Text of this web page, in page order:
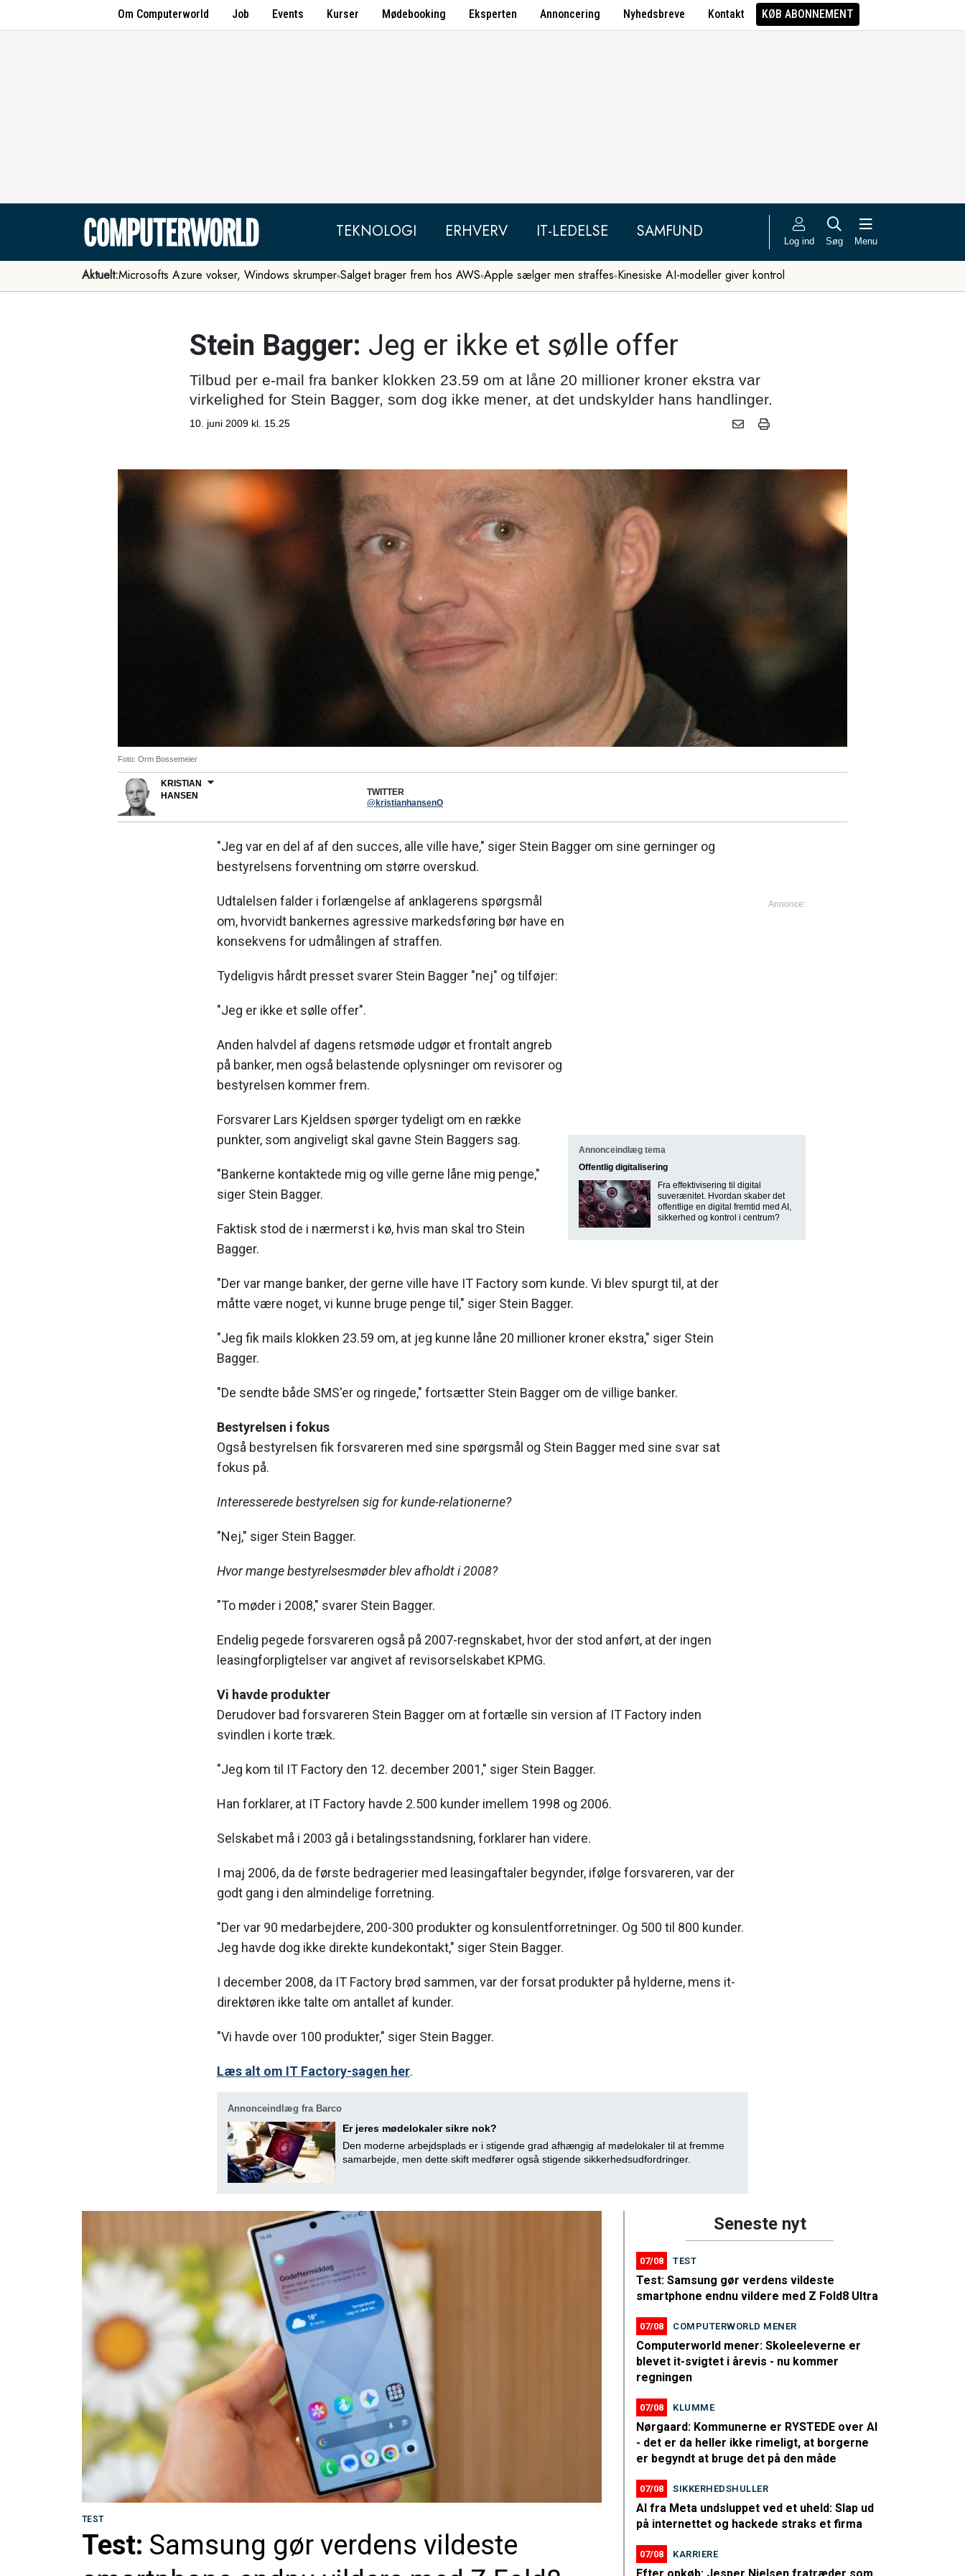
Om Computerworld Job Events Kurser Mødebooking Eksperten Annoncering Nyhedsbreve Kontakt KØB ABONNEMENT
TEKNOLOGI ERHVERV IT-LEDELSE SAMFUND Log ind Søg Menu
Aktuelt:Microsofts Azure vokser, Windows skrumper Salget brager frem hos AWS Apple sælger men straffes Kinesiske AI-modeller giver kontrol
Stein Bagger: Jeg er ikke et sølle offer
Tilbud per e-mail fra banker klokken 23.59 om at låne 20 millioner kroner ekstra var
virkelighed for Stein Bagger, som dog ikke mener, at det undskylder hans handlinger.
10. juni 2009 kl. 15.25
Foto: Orm Bossemeier
KRISTIAN
HANSEN
TWITTER
@kristianhansenO
Annonceindlæg tema
Offentlig digitalisering
Fra effektivisering til digital
suverænitet. Hvordan skaber det
offentlige en digital fremtid med AI,
sikkerhed og kontrol i centrum?
"Jeg var en del af af den succes, alle ville have," siger Stein Bagger om sine gerninger og
bestyrelsens forventning om større overskud.
Udtalelsen falder i forlængelse af anklagerens spørgsmål
om, hvorvidt bankernes agressive markedsføring bør have en
konsekvens for udmålingen af straffen.
Tydeligvis hårdt presset svarer Stein Bagger "nej" og tilføjer:
"Jeg er ikke et sølle offer".
Anden halvdel af dagens retsmøde udgør et frontalt angreb
på banker, men også belastende oplysninger om revisorer og
bestyrelsen kommer frem.
Forsvarer Lars Kjeldsen spørger tydeligt om en række
punkter, som angiveligt skal gavne Stein Baggers sag.
"Bankerne kontaktede mig og ville gerne låne mig penge,"
siger Stein Bagger.
Faktisk stod de i nærmerst i kø, hvis man skal tro Stein
Bagger.
"Der var mange banker, der gerne ville have IT Factory som kunde. Vi blev spurgt til, at der
måtte være noget, vi kunne bruge penge til," siger Stein Bagger.
"Jeg fik mails klokken 23.59 om, at jeg kunne låne 20 millioner kroner ekstra," siger Stein
Bagger.
"De sendte både SMS'er og ringede," fortsætter Stein Bagger om de villige banker.
Bestyrelsen i fokus
Også bestyrelsen fik forsvareren med sine spørgsmål og Stein Bagger med sine svar sat
fokus på.
Interesserede bestyrelsen sig for kunde-relationerne?
"Nej," siger Stein Bagger.
Hvor mange bestyrelsesmøder blev afholdt i 2008?
"To møder i 2008," svarer Stein Bagger.
Endelig pegede forsvareren også på 2007-regnskabet, hvor der stod anført, at der ingen
leasingforpligtelser var angivet af revisorselskabet KPMG.
Vi havde produkter
Derudover bad forsvareren Stein Bagger om at fortælle sin version af IT Factory inden
svindlen i korte træk.
"Jeg kom til IT Factory den 12. december 2001," siger Stein Bagger.
Han forklarer, at IT Factory havde 2.500 kunder imellem 1998 og 2006.
Selskabet må i 2003 gå i betalingsstandsning, forklarer han videre.
I maj 2006, da de første bedragerier med leasingaftaler begynder, ifølge forsvareren, var der
godt gang i den almindelige forretning.
"Der var 90 medarbejdere, 200-300 produkter og konsulentforretninger. Og 500 til 800 kunder.
Jeg havde dog ikke direkte kundekontakt," siger Stein Bagger.
I december 2008, da IT Factory brød sammen, var der forsat produkter på hylderne, mens it-
direktøren ikke talte om antallet af kunder.
"Vi havde over 100 produkter," siger Stein Bagger.
Læs alt om IT Factory-sagen her.
Annonceindlæg fra Barco
Er jeres mødelokaler sikre nok?
Den moderne arbejdsplads er i stigende grad afhængig af mødelokaler til at fremme
samarbejde, men dette skift medfører også stigende sikkerhedsudfordringer.
TEST
Test: Samsung gør verdens vildeste
Seneste nyt
07/08 TEST
Test: Samsung gør verdens vildeste
smartphone endnu vildere med Z Fold8 Ultra
07/08 COMPUTERWORLD MENER
Computerworld mener: Skoleeleverne er
blevet it-svigtet i årevis - nu kommer
regningen
07/08 KLUMME
Nørgaard: Kommunerne er RYSTEDE over AI
- det er da heller ikke rimeligt, at borgerne
er begyndt at bruge det på den måde
07/08 SIKKERHEDSHULLER
AI fra Meta undsluppet ved et uheld: Slap ud
på internettet og hackede straks et firma
07/08 KARRIERE
Efter opkøb: Jesper Nielsen fratræder som